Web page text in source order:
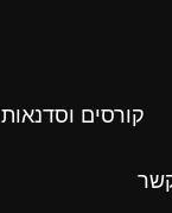
קורסים וסדנאות